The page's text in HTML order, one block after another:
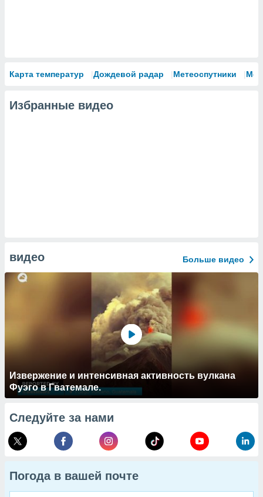
Карта температур Дождевой радар Метеоспутники
Избранные видео
видео Больше видео
Извержение и интенсивная активность вулкана
Фуэго в Гватемале.
Следуйте за нами
Погода в вашей почте